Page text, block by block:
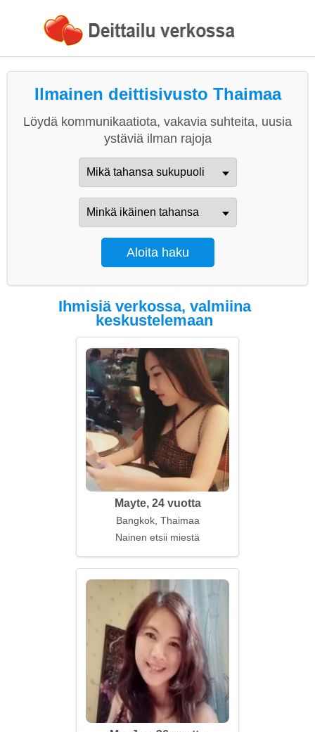
Ilmainen deittisivusto Thaimaa
Löydä kommunikaatiota, vakavia suhteita, uusia
ystäviä ilman rajoja
Ihmisiä verkossa, valmiina
keskustelemaan
Mayte, 24 vuotta
Bangkok, Thaimaa
Nainen etsii miestä